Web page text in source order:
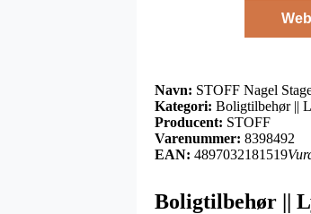
Navn: STOFF Nagel
Kategori: Boligtilbehør ||
Producent: STOFF
Varenummer: 8398492
EAN: 4897032181519
Boligtilbehør ||